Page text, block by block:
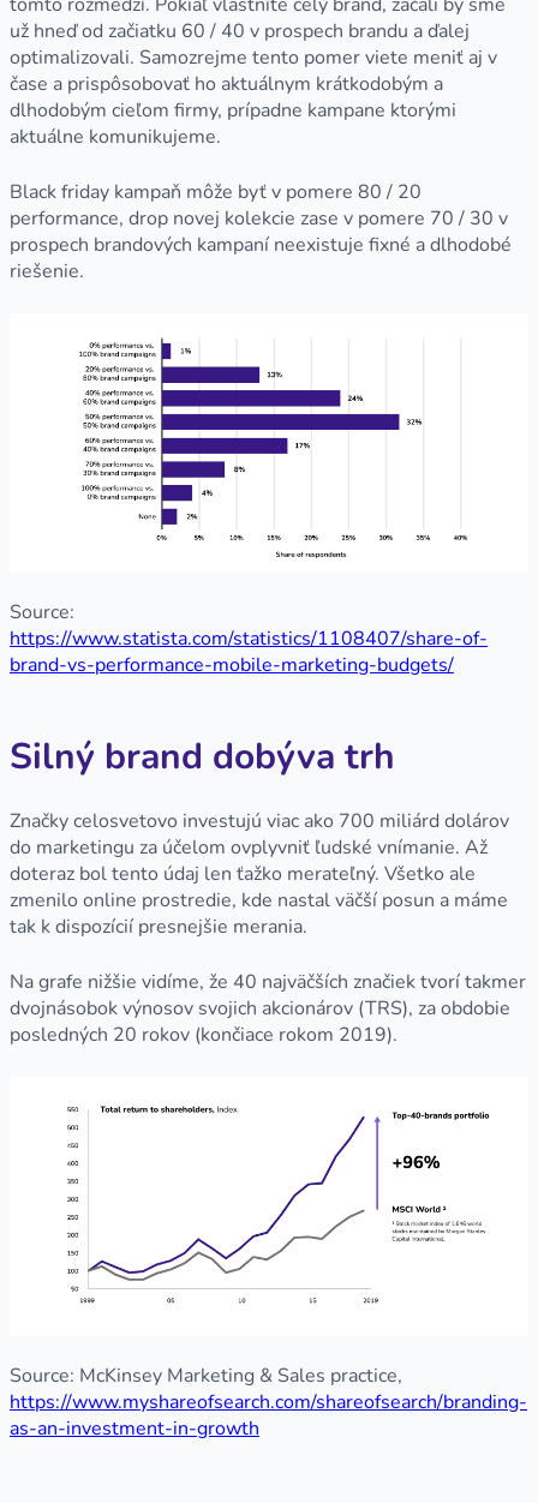
už hneď od začiatku 60 / 40 v prospech brandu a ďalej
optimalizovali. Samozrejme tento pomer viete meniť aj v
čase a prispôsobovať ho aktuálnym krátkodobým a
dlhodobým cieľom firmy, prípadne kampane ktorými
aktuálne komunikujeme.
Black friday kampaň môže byť v pomere 80 / 20
performance, drop novej kolekcie zase v pomere 70 / 30 v
prospech brandových kampaní neexistuje fixné a dlhodobé
riešenie.
Source:
https://www.statista.com/statistics/1108407/share-of-
brand-vs-performance-mobile-marketing-budgets/
Silný brand dobýva trh
Značky celosvetovo investujú viac ako 700 miliárd dolárov
do marketingu za účelom ovplyvniť ľudské vnímanie. Až
doteraz bol tento údaj len ťažko merateľný. Všetko ale
zmenilo online prostredie, kde nastal väčší posun a máme
tak k dispozícií presnejšie merania.
Na grafe nižšie vidíme, že 40 najväčších značiek tvorí takmer
dvojnásobok výnosov svojich akcionárov (TRS), za obdobie
posledných 20 rokov (končiace rokom 2019).
Source: McKinsey Marketing & Sales practice,
https://www.myshareofsearch.com/shareofsearch/branding-
as-an-investment-in-growth